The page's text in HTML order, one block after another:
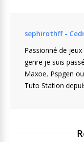
sephirothff -
Passionné de
genre je suis
Maxoe, Pspgen
Tuto Station